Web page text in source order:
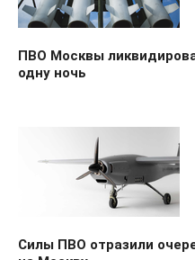
ПВО Москвы
одну ночь
Силы ПВО отразили